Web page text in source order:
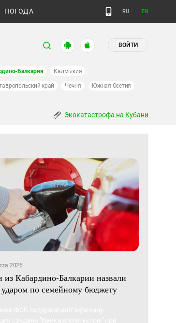
ПОГОДА RU EN
ВОЙТИ
Балкария Калмыкия
край Чечня Южная Осетия
Экокатастрофа на Кубани
2026
из Кабардино-Балкарии назвали
по семейному бюджету